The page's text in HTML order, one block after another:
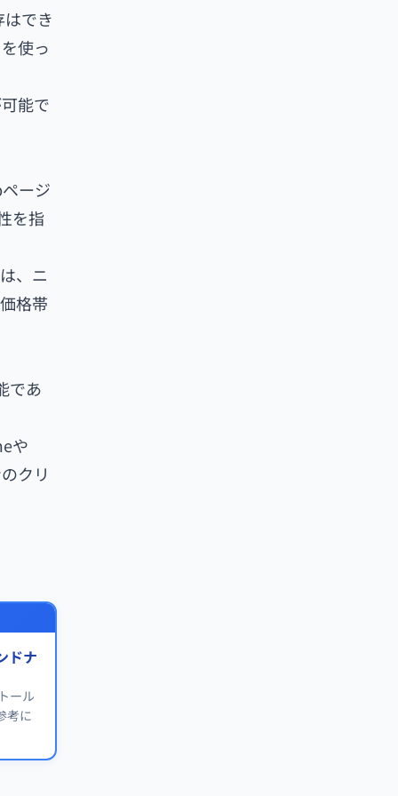
でき
使っ
能で
ージ
を指
、ニ
格帯
であ
や
クリ
ドナ
ール
考に